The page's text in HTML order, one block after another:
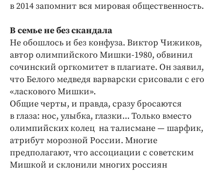
в 2014 запомнит вся мировая общественность.
В семье не без скандала
Не обошлось и без конфуза. Виктор Чижиков,
автор олимпийского Мишки-1980, обвинил
сочинский оргкомитет в плагиате. Он заявил,
что Белого медведя варварски срисовали с его
«ласкового Мишки».
Общие черты, и правда, сразу бросаются
в глаза: нос, улыбка, глазки... Только вместо
олимпийских колец на талисмане — шарфик,
атрибут морозной России. Многие
предполагают, что ассоциации с советским
Мишкой и склонили многих россиян